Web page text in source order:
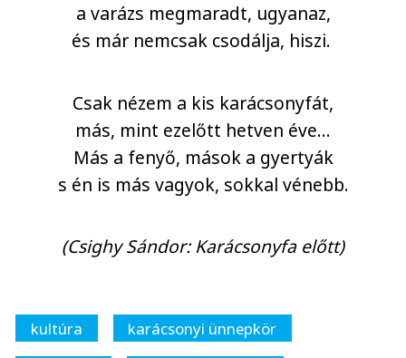
a varázs megmaradt, ugyanaz,
és már nemcsak csodálja, hiszi.
Csak nézem a kis karácsonyfát,
más, mint ezelőtt hetven éve…
Más a fenyő, mások a gyertyák
s én is más vagyok, sokkal vénebb.
(Csighy Sándor: Karácsonyfa előtt)
kultúra
karácsonyi ünnepkör